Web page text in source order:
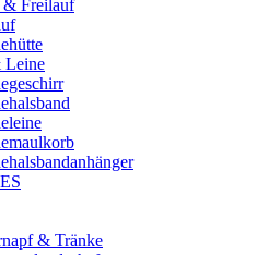
& Freilauf
Leine
& Tränke